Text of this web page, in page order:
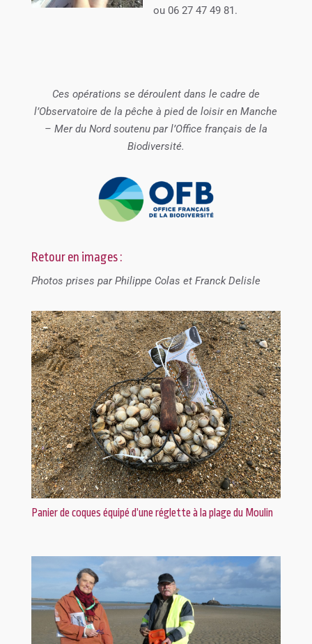
ou 06 27 47 49 81.
Ces opérations se déroulent dans le cadre de
l’Observatoire de la pêche à pied de loisir en Manche
– Mer du Nord soutenu par l’Office français de la
Biodiversité.
Retour en images :
Photos prises par Philippe Colas et Franck Delisle
Panier de coques équipé d’une réglette à la plage du Moulin